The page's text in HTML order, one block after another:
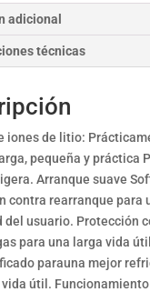
adicional
técnicas
iones de litio:
pequeña y práctica
Arranque suave
contra rearranque para
del usuario. Protección
para una larga vida
parauna mejor
útil. Funcionamiento